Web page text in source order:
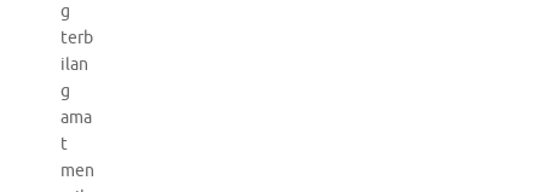
g
terb
ilan
g
ama
t
men